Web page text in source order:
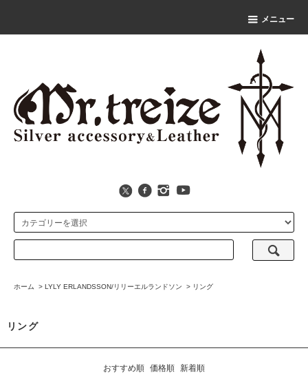
メニュー
ホーム > LYLY ERLANDSSON/リリーエルランドソン > リング
リング
おすすめ順 価格順 新着順